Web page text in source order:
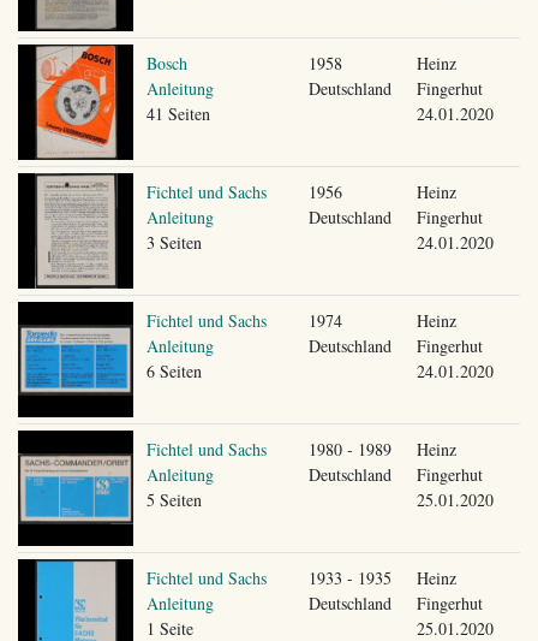
Bosch
Anleitung
41 Seiten
1958
Deutschland
Heinz
Fingerhut
24.01.2020
Fichtel und Sachs
Anleitung
3 Seiten
1956
Deutschland
Heinz
Fingerhut
24.01.2020
Fichtel und Sachs
Anleitung
6 Seiten
1974
Deutschland
Heinz
Fingerhut
24.01.2020
Fichtel und Sachs
Anleitung
5 Seiten
1980 - 1989
Deutschland
Heinz
Fingerhut
25.01.2020
Fichtel und Sachs
Anleitung
1 Seite
1933 - 1935
Deutschland
Heinz
Fingerhut
25.01.2020